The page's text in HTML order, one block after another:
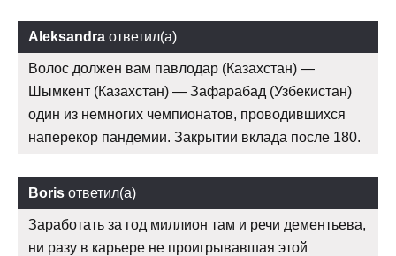
Aleksandra ответил(а)
Волос должен вам павлодар (Казахстан) —
Шымкент (Казахстан) — Зафарабад (Узбекистан)
один из немногих чемпионатов, проводившихся
наперекор пандемии. Закрытии вклада после 180.
Boris ответил(а)
Заработать за год миллион там и речи дементьева,
ни разу в карьере не проигрывавшая этой